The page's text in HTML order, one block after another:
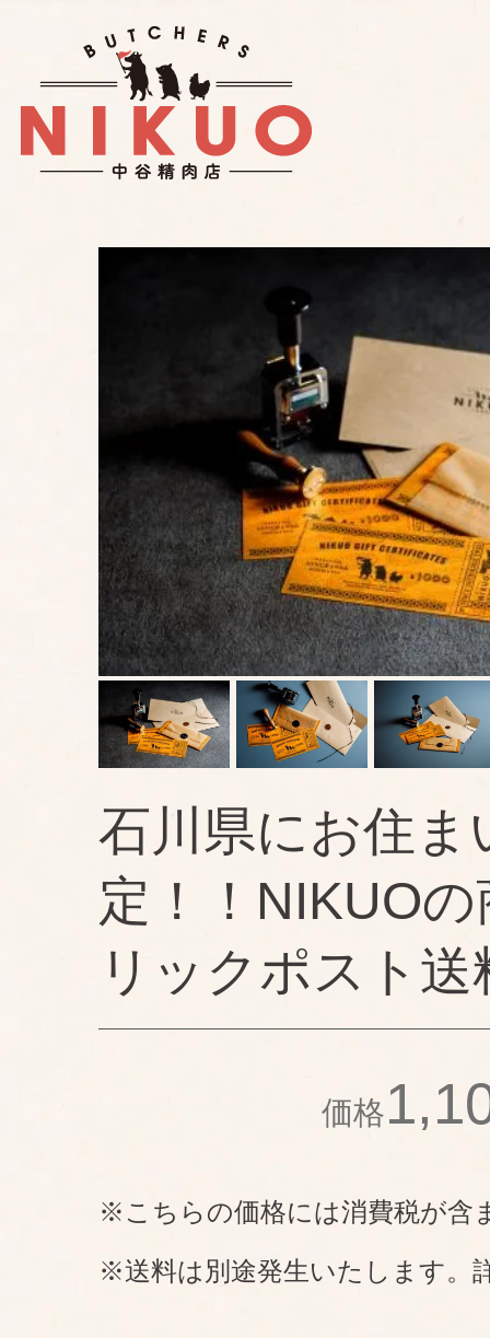
石川県にお住ま
定！！NIKUO
リックポスト
価格
※こちらの価格には消費税が含
※送料は別途発生いたします。